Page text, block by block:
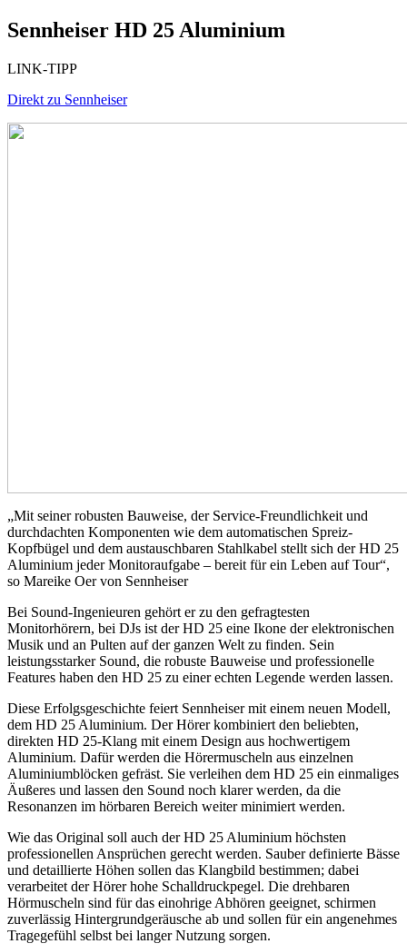
Sennheiser HD 25 Aluminium
LINK-TIPP
Direkt zu Sennheiser
„Mit seiner robusten Bauweise, der Service-Freundlichkeit und
durchdachten Komponenten wie dem automatischen Spreiz-
Kopfbügel und dem austauschbaren Stahlkabel stellt sich der HD 25
Aluminium jeder Monitoraufgabe – bereit für ein Leben auf Tour“,
so Mareike Oer von Sennheiser
Bei Sound-Ingenieuren gehört er zu den gefragtesten
Monitorhörern, bei DJs ist der HD 25 eine Ikone der elektronischen
Musik und an Pulten auf der ganzen Welt zu finden. Sein
leistungsstarker Sound, die robuste Bauweise und professionelle
Features haben den HD 25 zu einer echten Legende werden lassen.
Diese Erfolgsgeschichte feiert Sennheiser mit einem neuen Modell,
dem HD 25 Aluminium. Der Hörer kombiniert den beliebten,
direkten HD 25-Klang mit einem Design aus hochwertigem
Aluminium. Dafür werden die Hörermuscheln aus einzelnen
Aluminiumblöcken gefräst. Sie verleihen dem HD 25 ein einmaliges
Äußeres und lassen den Sound noch klarer werden, da die
Resonanzen im hörbaren Bereich weiter minimiert werden.
Wie das Original soll auch der HD 25 Aluminium höchsten
professionellen Ansprüchen gerecht werden. Sauber definierte Bässe
und detaillierte Höhen sollen das Klangbild bestimmen; dabei
verarbeitet der Hörer hohe Schalldruckpegel. Die drehbaren
Hörmuscheln sind für das einohrige Abhören geeignet, schirmen
zuverlässig Hintergrundgeräusche ab und sollen für ein angenehmes
Tragegefühl selbst bei langer Nutzung sorgen.